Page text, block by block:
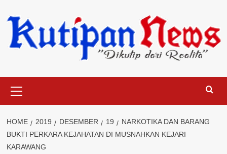
to
content
Menu
HOME 2019 DESEMBER 19
NARKOTIKA DAN BARANG
BUKTI PERKARA KEJAHATAN DI MUSNAHKAN KEJARI
KARAWANG